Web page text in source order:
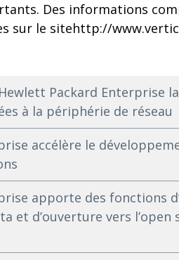
Des informations
sur le sitehttp://
Packard Enterprise
à la périphérie de réseau
accélère le
apporte des fonctions
et d’ouverture vers